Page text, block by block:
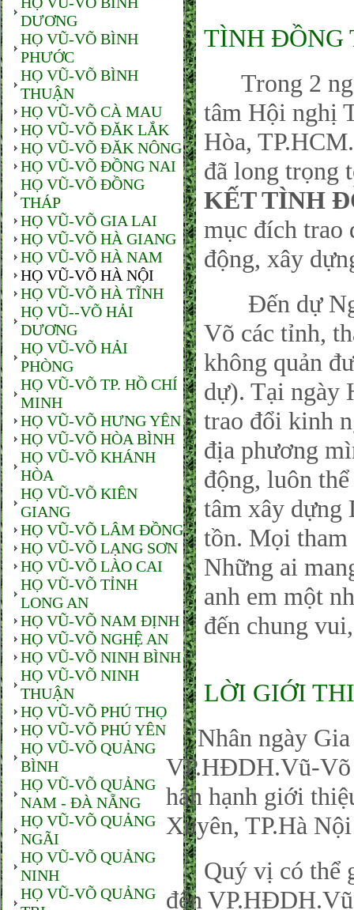
DƯƠNG
HỌ VŨ-VÕ BÌNH
PHƯỚC
HỌ VŨ-VÕ BÌNH
THUẬN
HỌ VŨ-VÕ CÀ MAU
HỌ VŨ-VÕ ĐĂK LẮK
HỌ VŨ-VÕ ĐĂK NÔNG
HỌ VŨ-VÕ ĐỒNG NAI
HỌ VŨ-VÕ ĐỒNG
THÁP
HỌ VŨ-VÕ GIA LAI
HỌ VŨ-VÕ HÀ GIANG
HỌ VŨ-VÕ HÀ NAM
HỌ VŨ-VÕ HÀ NỘI
HỌ VŨ-VÕ HÀ TĨNH
HỌ VŨ--VÕ HẢI
DƯƠNG
HỌ VŨ-VÕ HẢI
PHÒNG
HỌ VŨ-VÕ TP. HỒ CHÍ
MINH
HỌ VŨ-VÕ HƯNG YÊN
HỌ VŨ-VÕ HÒA BÌNH
HỌ VŨ-VÕ KHÁNH
HÒA
HỌ VŨ-VÕ KIÊN
GIANG
HỌ VŨ-VÕ LÂM ĐỒNG
HỌ VŨ-VÕ LẠNG SƠN
HỌ VŨ-VÕ LÀO CAI
HỌ VŨ-VÕ TỈNH
LONG AN
HỌ VŨ-VÕ NAM ĐỊNH
HỌ VŨ-VÕ NGHỆ AN
HỌ VŨ-VÕ NINH BÌNH
HỌ VŨ-VÕ NINH
THUẬN
HỌ VŨ-VÕ PHÚ THỌ
HỌ VŨ-VÕ PHÚ YÊN
HỌ VŨ-VÕ QUẢNG
BÌNH
HỌ VŨ-VÕ QUẢNG
NAM - ĐÀ NẴNG
HỌ VŨ-VÕ QUẢNG
NGÃI
HỌ VŨ-VÕ QUẢNG
NINH
HỌ VŨ-VÕ QUẢNG
TÌNH ĐỒNG
Trong 2
tâm Hội nghị
Hòa,
đã long trọng
KẾT TÌNH
mục đích trao
động, xây
Đến dự
Võ các tỉnh,
không quản
dự). Tại ngày
trao đổi kinh
địa phương
động, luôn
tâm xây dựng
tồn. Mọi tham
Những ai
anh em một
đến chung
LỜI GIỚI
Nhân ngày Gia
VP.HĐDH.Vũ-Võ
hân hạnh giới
Xuyên, TP.Hà
Quý vị có thể
đến